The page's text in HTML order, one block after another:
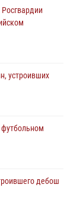
устроивших
футбольном
дебош